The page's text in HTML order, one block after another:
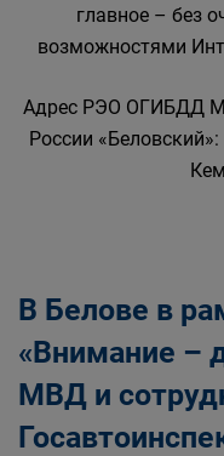
главное – без
возможностями
Адрес РЭО ОГИБДД
России
В Белове в
«Внимание –
МВД и